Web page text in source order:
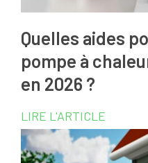
Quelles aides
pompe à
en 2026 ?
LIRE L'ARTICLE